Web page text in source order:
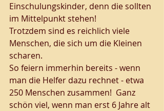
Einschulungskinder, denn die sollten
im Mittelpunkt stehen!
Trotzdem sind es reichlich viele
Menschen, die sich um die Kleinen
scharen.
So feiern immerhin bereits - wenn
man die Helfer dazu rechnet - etwa
250 Menschen zusammen!  Ganz
schön viel, wenn man erst 6 Jahre alt